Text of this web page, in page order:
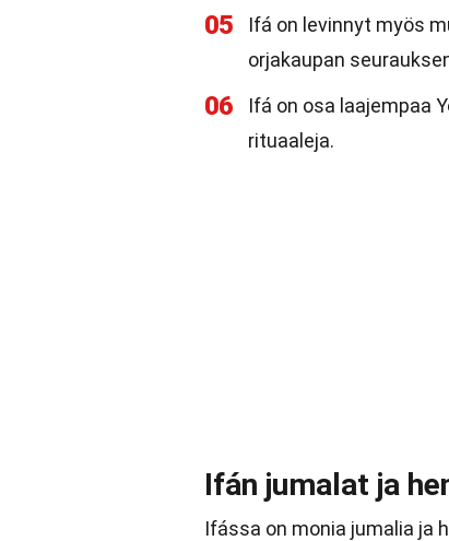
05
Ifá on levinnyt myös
orjakaupan
06
Ifá on osa laajempaa
rituaaleja.
Ifán jumalat ja
Ifássa on monia jumalia ja